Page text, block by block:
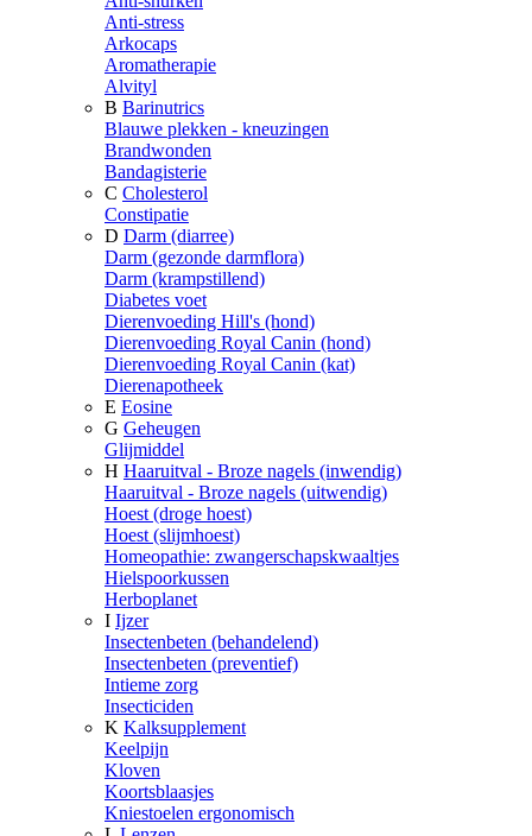
Anti-stress
Arkocaps
Aromatherapie
Alvityl
B Barinutrics
Blauwe plekken - kneuzingen
Brandwonden
Bandagisterie
C Cholesterol
Constipatie
D Darm (diarree)
Darm (gezonde darmflora)
Darm (krampstillend)
Diabetes voet
Dierenvoeding Hill's (hond)
Dierenvoeding Royal Canin (hond)
Dierenvoeding Royal Canin (kat)
Dierenapotheek
E Eosine
G Geheugen
Glijmiddel
H Haaruitval - Broze nagels (inwendig)
Haaruitval - Broze nagels (uitwendig)
Hoest (droge hoest)
Hoest (slijmhoest)
Homeopathie: zwangerschapskwaaltjes
Hielspoorkussen
Herboplanet
I Ijzer
Insectenbeten (behandelend)
Insectenbeten (preventief)
Intieme zorg
Insecticiden
K Kalksupplement
Keelpijn
Kloven
Koortsblaasjes
Kniestoelen ergonomisch